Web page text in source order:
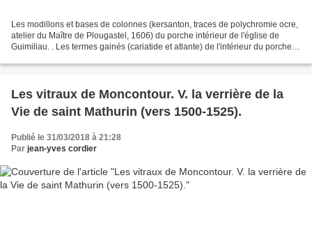
Les modillons et bases de colonnes (kersanton, traces de polychromie ocre,
atelier du Maître de Plougastel, 1606) du porche intérieur de l'église de
Guimiliau. . Les termes gainés (cariatide et atlante) de l'intérieur du porche
Les vitraux de Moncontour. V. la verrière de la
Vie de saint Mathurin (vers 1500-1525).
Publié le 31/03/2018 à 21:28
Par jean-yves cordier